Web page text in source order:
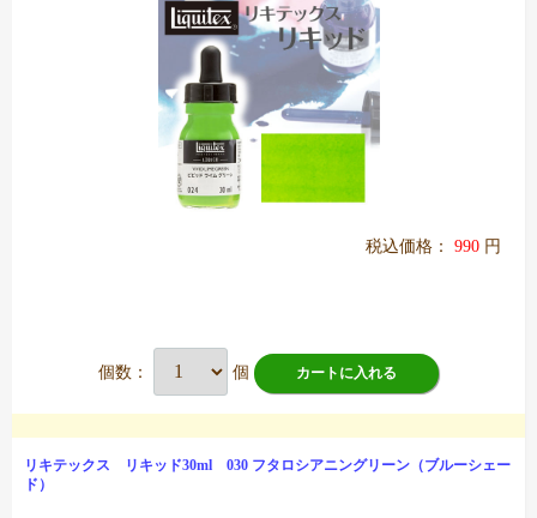
税込価格： 990 円
個数： 個 カートに入れる
リキテックス リキッド30ml 030 フタロシアニングリーン（ブルーシェー
ド）